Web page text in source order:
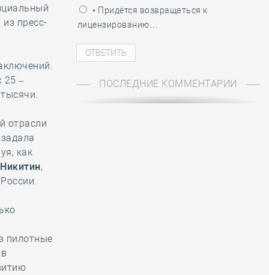
пресс-
25 –
отрасли
как
,
пилотные
• Придётся возвращаться к
лицензированию…
ПОСЛЕДНИЕ КОММЕНТАРИИ